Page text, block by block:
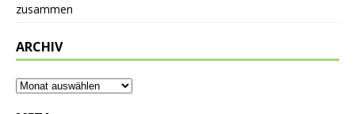
zusammen
ARCHIV